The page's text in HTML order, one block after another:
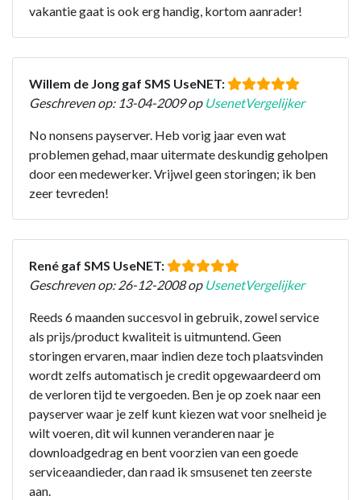
vakantie gaat is ook erg handig, kortom aanrader!
Willem de Jong gaf SMS UseNET:
Geschreven op: 13-04-2009 op UsenetVergelijker
No nonsens payserver. Heb vorig jaar even wat
problemen gehad, maar uitermate deskundig geholpen
door een medewerker. Vrijwel geen storingen; ik ben
zeer tevreden!
René gaf SMS UseNET:
Geschreven op: 26-12-2008 op UsenetVergelijker
Reeds 6 maanden succesvol in gebruik, zowel service
als prijs/product kwaliteit is uitmuntend. Geen
storingen ervaren, maar indien deze toch plaatsvinden
wordt zelfs automatisch je credit opgewaardeerd om
de verloren tijd te vergoeden. Ben je op zoek naar een
payserver waar je zelf kunt kiezen wat voor snelheid je
wilt voeren, dit wil kunnen veranderen naar je
downloadgedrag en bent voorzien van een goede
serviceaandieder, dan raad ik smsusenet ten zeerste
aan.